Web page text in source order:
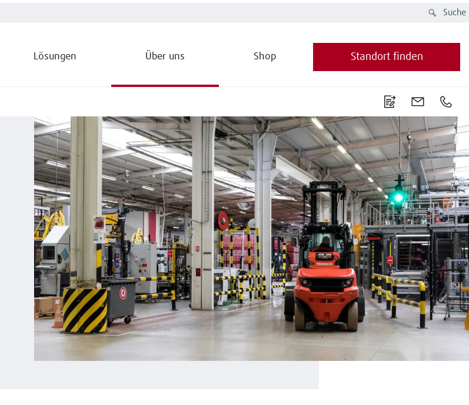
Lösungen Über uns Shop
Suche
Standort finden